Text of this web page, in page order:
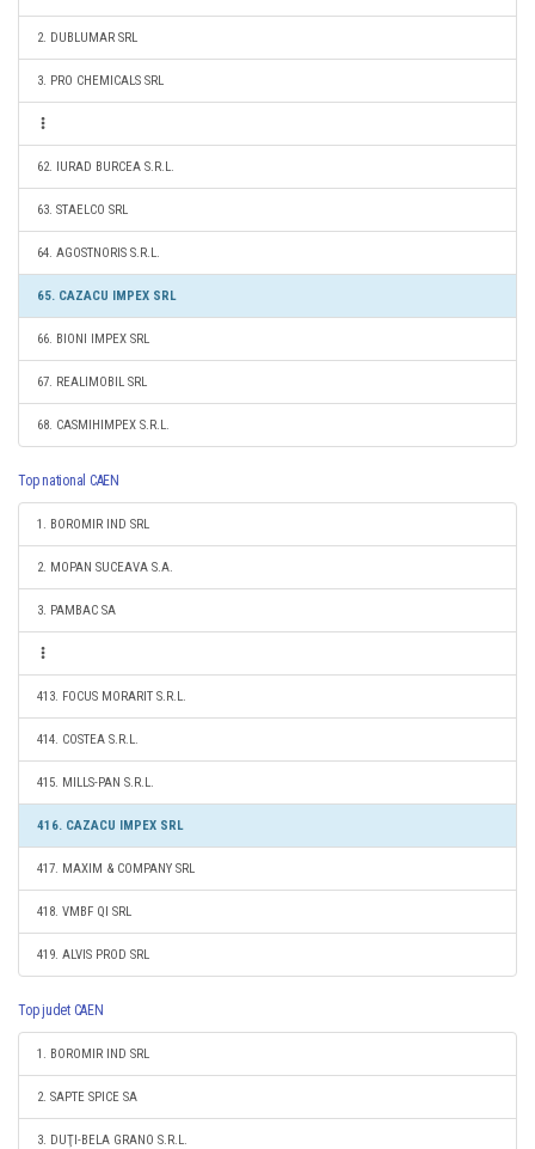
2. DUBLUMAR SRL
3. PRO CHEMICALS SRL
62. IURAD BURCEA S.R.L.
63. STAELCO SRL
64. AGOSTNORIS S.R.L.
65. CAZACU IMPEX SRL
66. BIONI IMPEX SRL
67. REALIMOBIL SRL
68. CASMIHIMPEX S.R.L.
Top national CAEN
1. BOROMIR IND SRL
2. MOPAN SUCEAVA S.A.
3. PAMBAC SA
413. FOCUS MORARIT S.R.L.
414. COSTEA S.R.L.
415. MILLS-PAN S.R.L.
416. CAZACU IMPEX SRL
417. MAXIM & COMPANY SRL
418. VMBF QI SRL
419. ALVIS PROD SRL
Top judet CAEN
1. BOROMIR IND SRL
2. SAPTE SPICE SA
3. DUŢI-BELA GRANO S.R.L.